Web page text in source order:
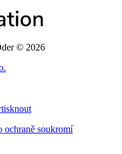
© 2026
ochraně soukromí